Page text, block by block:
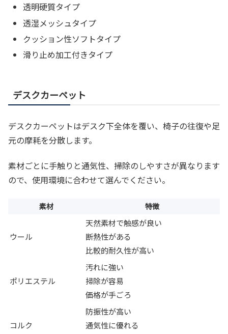
透明硬質タイプ
透湿メッシュタイプ
クッション性ソフトタイプ
滑り止め加工付きタイプ
デスクカーペット
デスクカーペットはデスク下全体を覆い、椅子の往復や足
元の摩耗を分散します。
素材ごとに手触りと通気性、掃除のしやすさが異なります
ので、使用環境に合わせて選んでください。
素材 特徴
ウール
天然素材で触感が良い
断熱性がある
比較的耐久性が高い
ポリエステル
汚れに強い
掃除が容易
価格が手ごろ
コルク
防振性が高い
通気性に優れる